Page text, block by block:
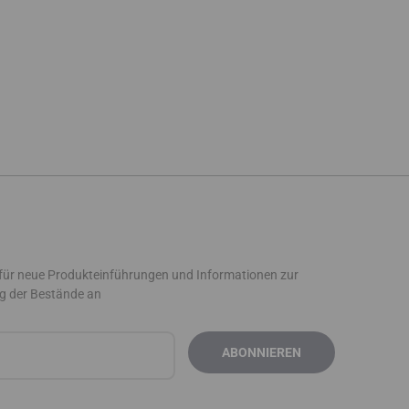
neue Produkteinführungen und Informationen zur
der Bestände an